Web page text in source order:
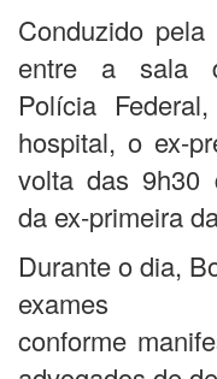
Conduzido
entre a sala
Polícia
hospital, o ex-
volta das 9h30
da ex-primeira
Durante o dia,
exames
conforme